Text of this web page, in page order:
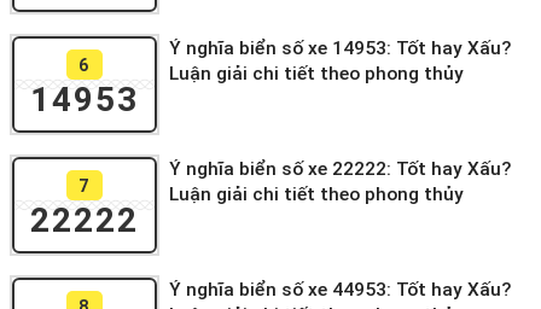
6
14953
Ý nghĩa biển số xe 14953: Tốt hay Xấu?
Luận giải chi tiết theo phong thủy
7
22222
Ý nghĩa biển số xe 22222: Tốt hay Xấu?
Luận giải chi tiết theo phong thủy
Ý nghĩa biển số xe 44953: Tốt hay Xấu?